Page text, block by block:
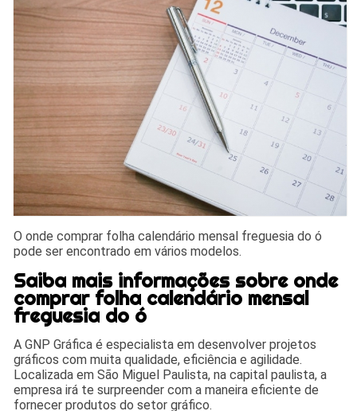
O onde comprar folha calendário mensal freguesia do ó
pode ser encontrado em vários modelos.
Saiba mais informações sobre onde
comprar folha calendário mensal
freguesia do ó
A GNP Gráfica é especialista em desenvolver projetos
gráficos com muita qualidade, eficiência e agilidade.
Localizada em São Miguel Paulista, na capital paulista, a
empresa irá te surpreender com a maneira eficiente de
fornecer produtos do setor gráfico.